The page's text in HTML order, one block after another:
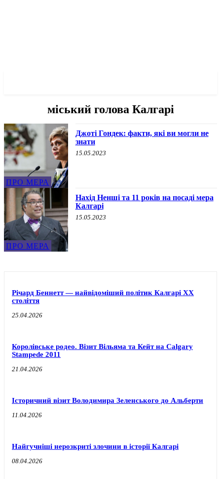
міський голова Калгарі
ПРО МЕРА
Джоті Гондек: факти, які ви могли не
знати
15.05.2023
ПРО МЕРА
Нахід Ненші та 11 років на посаді мера
Калгарі
15.05.2023
Річард Беннетт — найвідоміший політик Калгарі XX
століття
25.04.2026
Королівське родео. Візит Вільяма та Кейт на Calgary
Stampede 2011
21.04.2026
Історичний візит Володимира Зеленського до Альберти
11.04.2026
Найгучніші нерозкриті злочини в історії Калгарі
08.04.2026